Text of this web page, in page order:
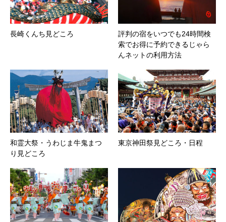
長崎くんち見どころ
評判の宿をいつでも24時間検
索でお得に予約できるじゃら
んネットの利用方法
和霊大祭・うわじま牛鬼まつ
り見どころ
東京神田祭見どころ・日程